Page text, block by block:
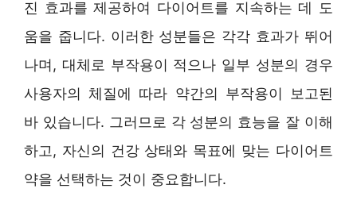
진 효과를 제공하여 다이어트를 지속하는 데 도
움을 줍니다. 이러한 성분들은 각각 효과가 뛰어
나며, 대체로 부작용이 적으나 일부 성분의 경우
사용자의 체질에 따라 약간의 부작용이 보고된
바 있습니다. 그러므로 각 성분의 효능을 잘 이해
하고, 자신의 건강 상태와 목표에 맞는 다이어트
약을 선택하는 것이 중요합니다.